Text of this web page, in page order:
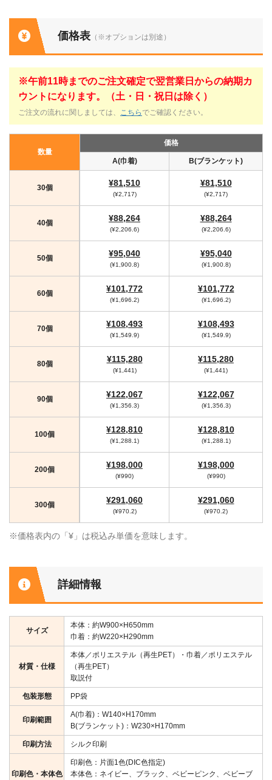
価格表 （※オプションは別途）
※午前11時までのご注文確定で翌営業日からの納期カ
ウントになります。（土・日・祝日は除く）
ご注文の流れに関しましては、 こちら でご確認ください。
数量
価格
A(巾着) B(ブランケット)
30個 ¥81,510
(¥2,717)
¥81,510
(¥2,717)
40個 ¥88,264
(¥2,206.6)
¥88,264
(¥2,206.6)
50個 ¥95,040
(¥1,900.8)
¥95,040
(¥1,900.8)
60個 ¥101,772
(¥1,696.2)
¥101,772
(¥1,696.2)
70個 ¥108,493
(¥1,549.9)
¥108,493
(¥1,549.9)
80個 ¥115,280
(¥1,441)
¥115,280
(¥1,441)
90個 ¥122,067
(¥1,356.3)
¥122,067
(¥1,356.3)
100個 ¥128,810
(¥1,288.1)
¥128,810
(¥1,288.1)
200個 ¥198,000
(¥990)
¥198,000
(¥990)
300個 ¥291,060
(¥970.2)
¥291,060
(¥970.2)
※価格表内の「¥」は税込み単価を意味します。
詳細情報
サイズ
本体：約W900×H650mm
巾着：約W220×H290mm
材質・仕様
本体／ポリエステル（再生PET）・巾着／ポリエステル
（再生PET）
取説付
包装形態 PP袋
印刷範囲
A(巾着)：W140×H170mm
B(ブランケット)：W230×H170mm
印刷方法 シルク印刷
印刷色・本体色
印刷色：片面1色(DIC色指定)
本体色：ネイビー、ブラック、ベビーピンク、ベビーブ